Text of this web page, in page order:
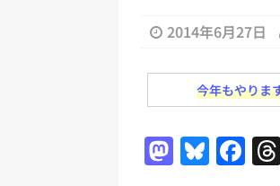
[ 2026
[ 2026
[
2014年6月27日
今年もやりま
M Bl F